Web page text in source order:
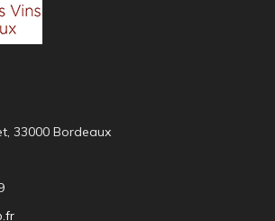
33000 Bordeaux